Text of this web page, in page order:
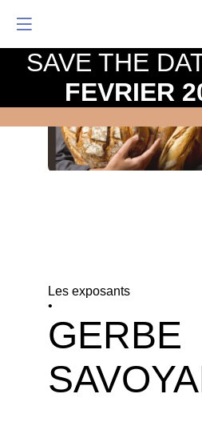
Les exposants
•
GERBE
SAVE THE
FEVRIER